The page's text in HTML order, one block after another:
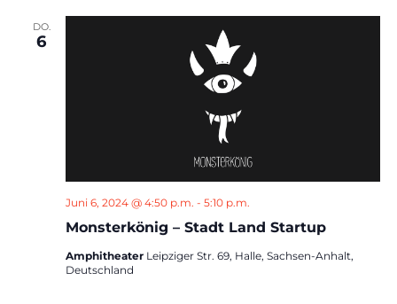
DO.
6
Monsterkönig – Stadt Land Startup
Juni 6, 2024 @ 4:50 p.m. - 5:10 p.m.
Amphitheater Leipziger Str. 69, Halle, Sachsen-Anhalt,
Deutschland